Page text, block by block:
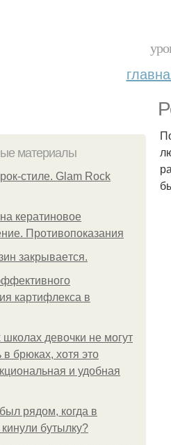
материалы
стиле. Glam Rock
кератиновое
Противопоказания
зaкрывaeтся.
картифлекса в
школах девочки не могут
в брюках, хотя это
и удобная
рядом, когда в
бутылку?